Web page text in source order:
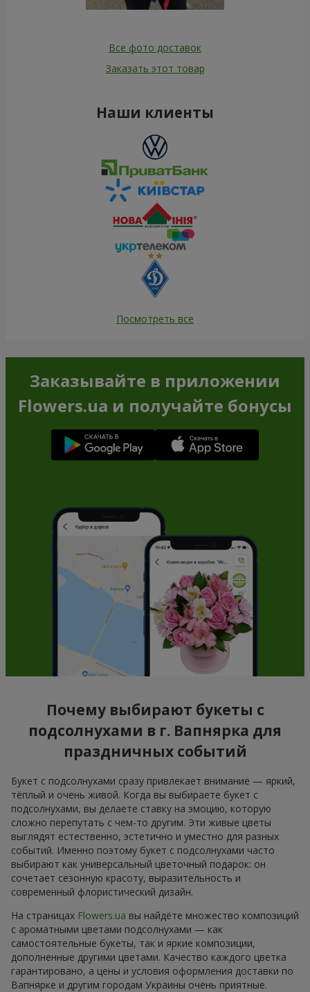
Все фото доставок
Заказать этот товар
Наши клиенты
Посмотреть все
Заказывайте в приложении
Flowers.ua и получайте бонусы
Почему выбирают букеты с
подсолнухами в г. Вапнярка для
праздничных событий
Букет с подсолнухами сразу привлекает внимание — яркий,
тёплый и очень живой. Когда вы выбираете букет с
подсолнухами, вы делаете ставку на эмоцию, которую
сложно перепутать с чем-то другим. Эти живые цветы
выглядят естественно, эстетично и уместно для разных
событий. Именно поэтому букет с подсолнухами часто
выбирают как универсальный цветочный подарок: он
сочетает сезонную красоту, выразительность и
современный флористический дизайн.
На страницах Flowers.ua вы найдёте множество композиций
с ароматными цветами подсолнухами — как
самостоятельные букеты, так и яркие композиции,
дополненные другими цветами. Качество каждого цветка
гарантировано, а цены и условия оформления доставки по
Вапнярке и другим городам Украины очень приятные.